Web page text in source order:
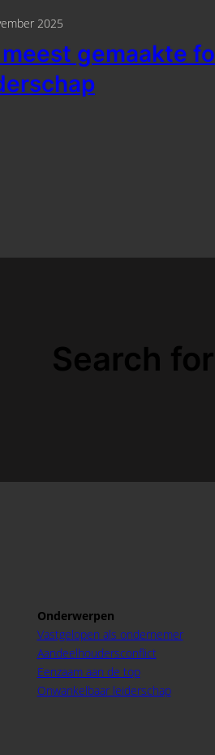
2025
meest gemaakte
Search
Onderwerpen
Vastgelopen als ondernemer
Aandeelhoudersconflict
Eenzaam aan de top
Onwankelbaar leiderschap